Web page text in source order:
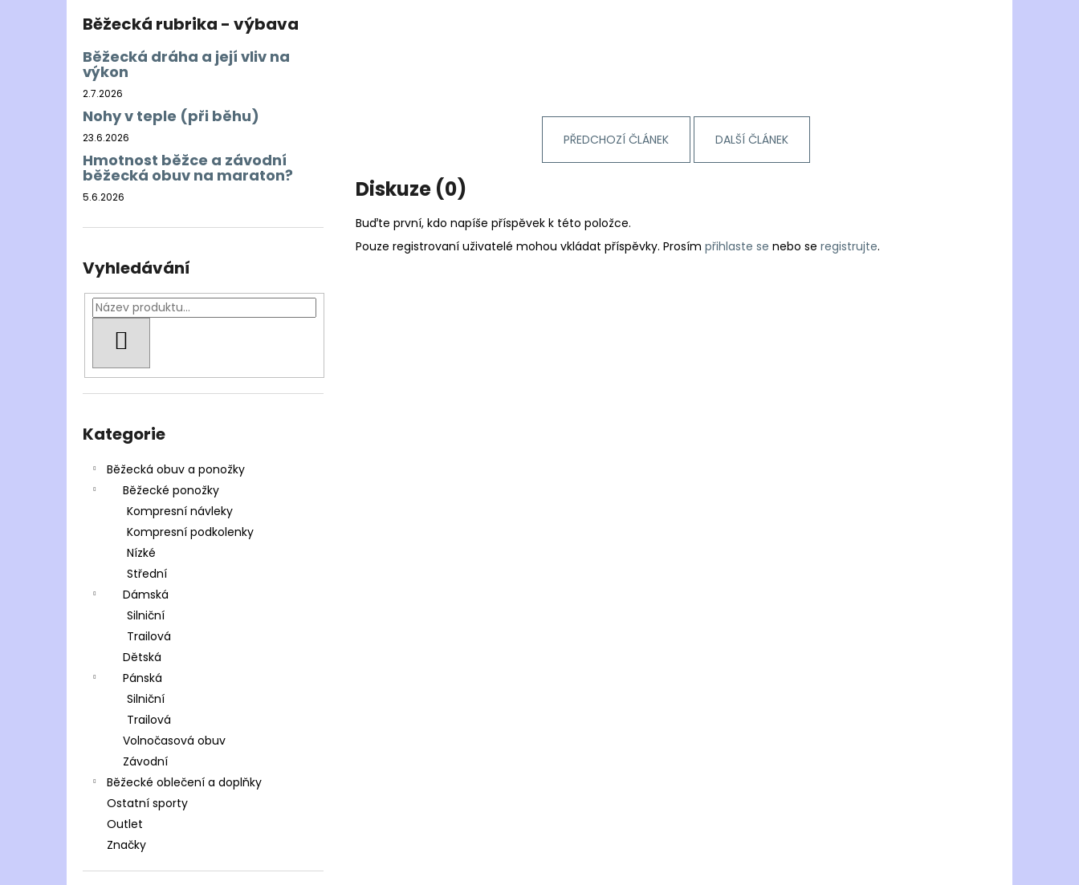
Běžecká rubrika - výbava
Běžecká dráha a její vliv na
výkon
2.7.2026
Nohy v teple (při běhu)
23.6.2026
Hmotnost běžce a závodní
běžecká obuv na maraton?
5.6.2026
Vyhledávání
kategorie
Kategorie
Běžecká obuv a ponožky
Běžecké ponožky
Kompresní návleky
Kompresní podkolenky
Nízké
Střední
Dámská
Silniční
Trailová
Dětská
Pánská
Silniční
Trailová
Volnočasová obuv
Závodní
Běžecké oblečení a doplňky
Ostatní sporty
Outlet
Značky
PŘEDCHOZÍ ČLÁNEK DALŠÍ ČLÁNEK
Diskuze (0)
Buďte první, kdo napíše příspěvek k této položce.
Pouze registrovaní uživatelé mohou vkládat příspěvky. Prosím přihlaste se nebo se registrujte.